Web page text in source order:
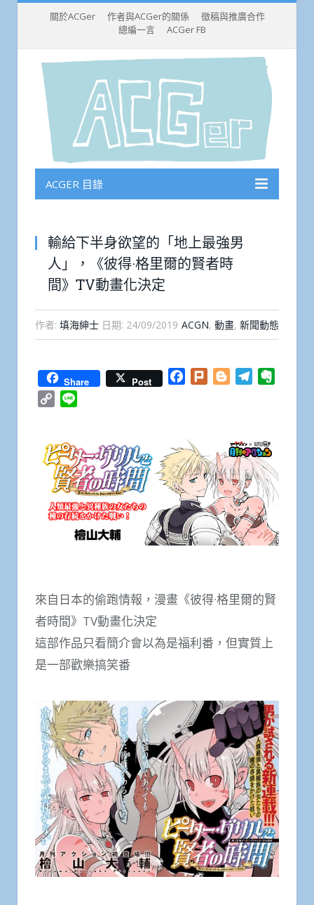
關於ACGer 作者與ACGer的關係
徵稿與推廣合作
總編一言
ACGer FB
ACGER 目錄
輸給下半身欲望的「地上最強男
人」，《彼得·格里爾的賢者時
間》TV動畫化決定
作者: 填海紳士 日期: 24/09/2019 ACGN, 動畫, 新聞動態
Share Post Facebook
Plurk BloggerTelegram
Copy
來自日本的偷跑情報，漫畫《彼得·格里爾的賢
者時間》TV動畫化決定
這部作品只看簡介會以為是福利番，但實質上
是一部歡樂搞笑番